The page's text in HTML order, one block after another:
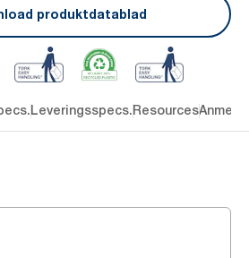
produktdatablad
Leveringsspecs.Resources